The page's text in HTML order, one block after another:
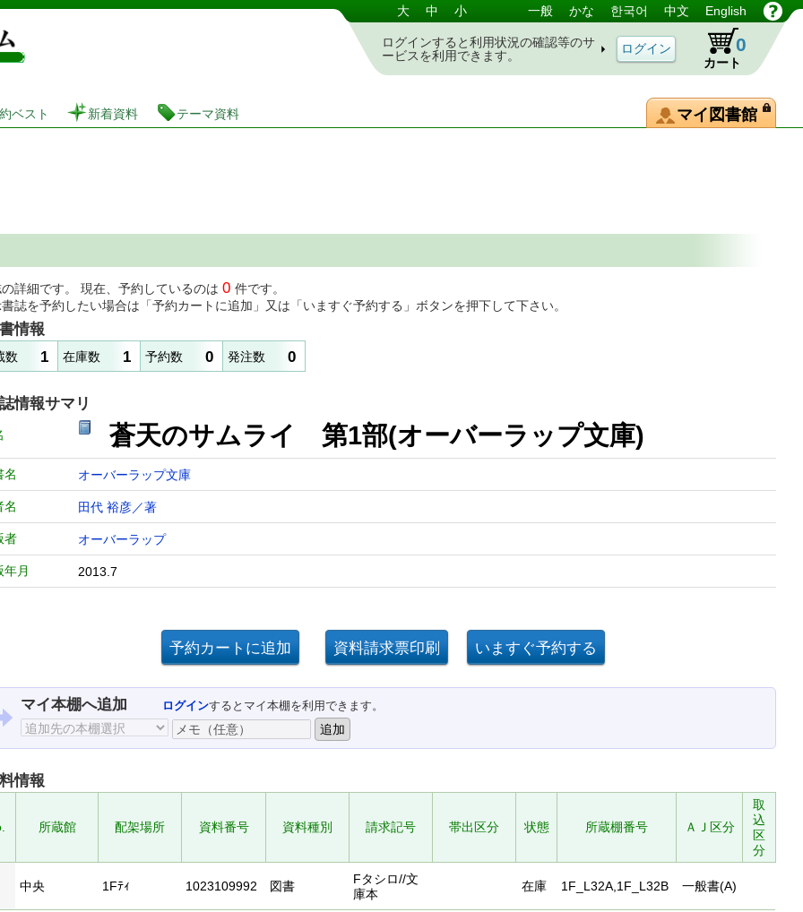
図書館 蔵書検索・予約システム 大 中 小 一般 かな 한국어 中文 English
ログインすると利用状況の確認等のサ
ービスを利用できます。
カート
0
ベスト 新着資料 テーマ資料 マイ図書館
詳細です。 現在、予約しているのは 0 件です。
誌を予約したい場合は「予約カートに追加」又は「いますぐ予約する」ボタンを押下して下さい。
情報
数 1 在庫数 1 予約数 0 発注数 0
情報サマリ
蒼天のサムライ 第1部(オーバーラップ文庫)
名 オーバーラップ文庫
名 田代 裕彦／著
者 オーバーラップ
年月 2013.7
マイ本棚へ追加 ログインするとマイ本棚を利用できます。
情報
所蔵館 配架場所 資料番号 資料種別 請求記号 帯出区分 状態 所蔵棚番号 ＡＪ区分
取
込
区
分
中央 1Fﾃｨ 1023109992 図書
Fタシロ//文
庫本
在庫 1F_L32A,1F_L32B 一般書(A)